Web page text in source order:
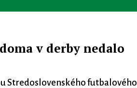
v derby nedalo
Stredoslovenského futbalového